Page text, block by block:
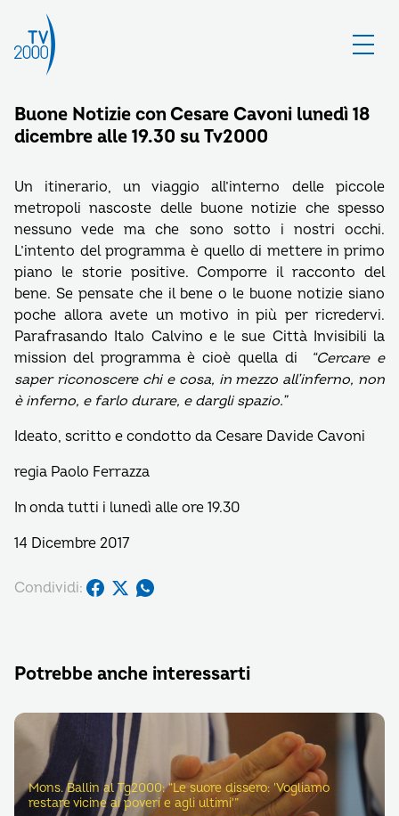
Buone Notizie con Cesare Cavoni lunedì 18
dicembre alle 19.30 su Tv2000
Un itinerario, un viaggio all’interno delle piccole
metropoli nascoste delle buone notizie che spesso
nessuno vede ma che sono sotto i nostri occhi.
L’intento del programma è quello di mettere in primo
piano le storie positive. Comporre il racconto del
bene. Se pensate che il bene o le buone notizie siano
poche allora avete un motivo in più per ricredervi.
Parafrasando Italo Calvino e le sue Città Invisibili la
mission del programma è cioè quella di
“Cercare e
saper riconoscere chi e cosa, in mezzo all’inferno, non
è inferno, e farlo durare, e dargli spazio.”
Ideato, scritto e condotto da Cesare Davide Cavoni
regia Paolo Ferrazza
In onda tutti i lunedì alle ore 19.30
14 Dicembre 2017
Condividi:
Potrebbe anche interessarti
Mons. Ballin al Tg2000: “Le suore dissero: 'Vogliamo
restare vicine ai poveri e agli ultimi'”